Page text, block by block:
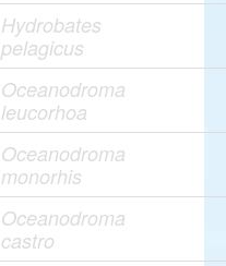
Hydrobates
pelagicus
Oceanodroma
leucorhoa
Oceanodroma
monorhis
Oceanodroma
castro